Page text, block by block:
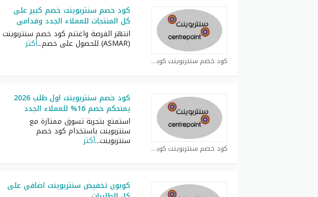
كود خصم سنتربوينت كوبون
كود خصم سنتربوينت خصم كبير على
كل المنتجات للعملاء الجدد وقدامى
انتهز الفرصة واغتنم كود خصم سنتربوينت
(ASMAR) للحصول على خصم ...أكثر
كود خصم سنتربوينت كوبون
كود خصم سنتربوينت اول طلب 2026
يمنحكم خصم 16% للعملاء الجدد
استمتع بتجربة تسوق ممتازة مع
سنتربوينت باستخدام كود خصم
سنتربوينت...أكثر
كوبون تخفيض سنتربوينت اضافي على